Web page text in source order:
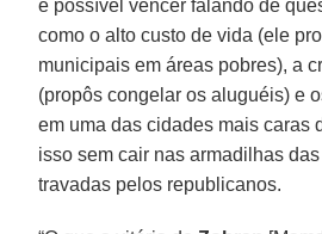
é possível vencer falando de
como o alto custo de vida (ele
municipais em áreas pobres), a
(propôs congelar os aluguéis) e
em uma das cidades mais caras
isso sem cair nas armadilhas
travadas pelos republicanos.